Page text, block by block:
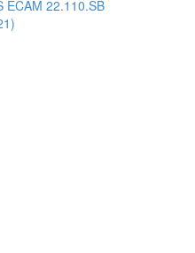
ECAM 22.110.SB